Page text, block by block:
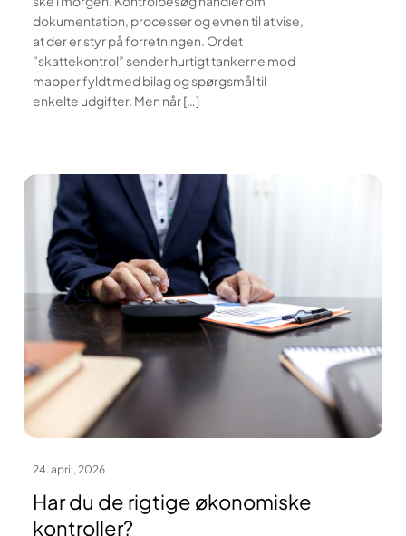
dokumentation, processer og evnen til at vise,
at der er styr på forretningen. Ordet
”skattekontrol” sender hurtigt tankerne mod
mapper fyldt med bilag og spørgsmål til
enkelte udgifter. Men når […]
24. april, 2026
Har du de rigtige økonomiske
kontroller?